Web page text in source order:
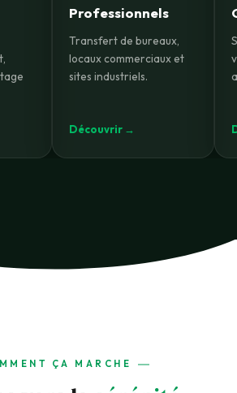
Professionnels
Transfert de bureaux,
locaux commerciaux et
sites industriels.
Découvrir →
ÇA MARCHE